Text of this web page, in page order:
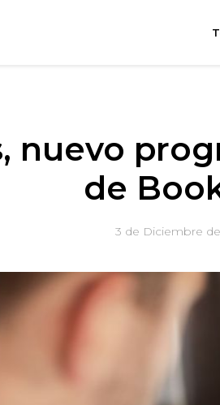
nuevo
de
3 de Diciembre de